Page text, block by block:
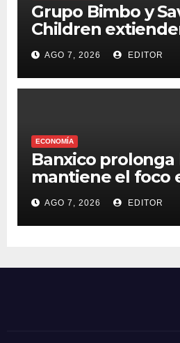
Grupo Bimbo y
Children
apoyar a
Venezuela
AGO 7, 2026 EDITOR
ECONOMÍA
Banxico prolonga
mantiene el foco
inflación
AGO 7, 2026 EDITOR